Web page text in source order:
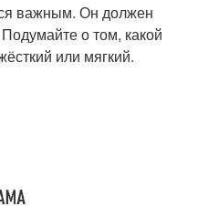
важным. Он должен
о том, какой
или мягкий.